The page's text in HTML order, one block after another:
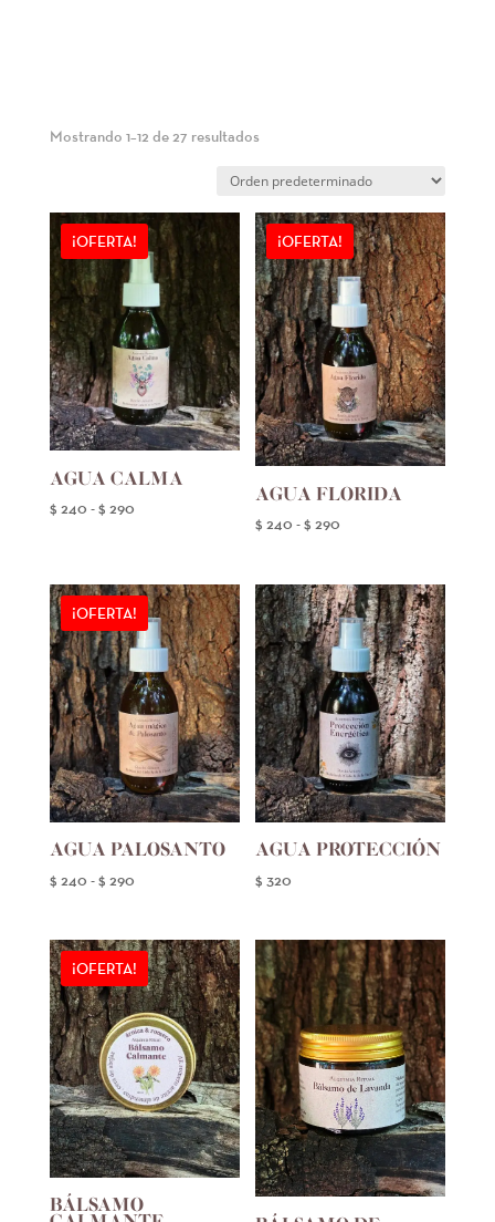
Mostrando 1–12 de 27 resultados
¡OFERTA!
AGUA CALMA
$ 240 -$ 290Rango
desde
$ 240
hasta
$ 290
¡OFERTA!
AGUA FLORIDA
$ 240 -$ 290
precios:
desde
$ 240
hasta
$ 290
¡OFERTA!
AGUA PALOSANTO
$ 240 -$ 290Rango
precios:
desde
$ 240
hasta
$ 290
AGUA PROTECCIÓN
$ 320
¡OFERTA!
BÁLSAMO